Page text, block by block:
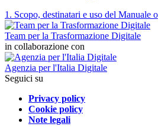
1. Scopo, destinatari e uso del Manuale
Team per la Trasformazione Digitale
in collaborazione con
Agenzia per l'Italia Digitale
Seguici su
Privacy policy
Cookie policy
Note legali